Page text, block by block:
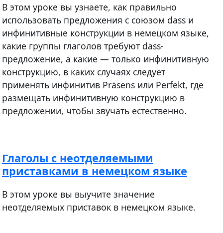
В этом уроке вы узнаете, как правильно
использовать предложения c союзом dass и
инфинитивные конструкции в немецком языке,
какие группы глаголов требуют dass-
предложение, а какие — только инфинитивную
конструкцию, в каких случаях следует
применять инфинитив Präsens или Perfekt, где
размещать инфинитивную конструкцию в
предложении, чтобы звучать естественно.
Глаголы с неотделяемыми
приставками в немецком языке
В этом уроке вы выучите значение
неотделяемых приставок в немецком языке.